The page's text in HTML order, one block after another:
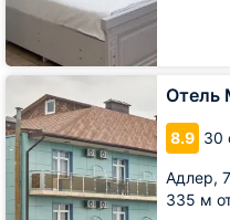
Отель
8.9 30
Адлер,
335 м
Отель
Морской
берег